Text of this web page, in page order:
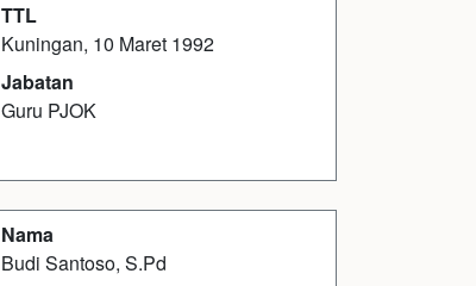
TTL
Kuningan, 10 Maret 1992
Jabatan
Guru PJOK
Nama
Budi Santoso, S.Pd